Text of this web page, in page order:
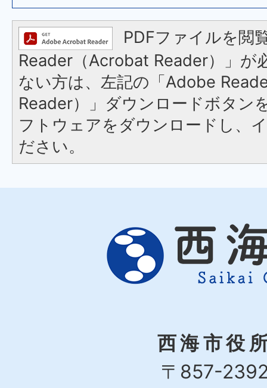
PDFファイルを閲
Reader（Acrobat Reader）」が
ない方は、左記の「Adobe
Reader）」ダウンロードボタン
フトウェアをダウンロードし、
ださい。
西海市役
〒857-